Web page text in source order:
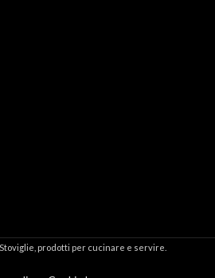
prodotti per cucinare e servire.